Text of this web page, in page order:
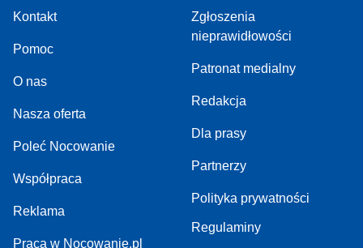
Kontakt
Pomoc
O nas
Nasza oferta
Poleć Nocowanie
Współpraca
Reklama
Praca w Nocowanie.pl
Zgłoszenia
nieprawidłowości
Patronat medialny
Redakcja
Dla prasy
Partnerzy
Polityka prywatności
Regulaminy